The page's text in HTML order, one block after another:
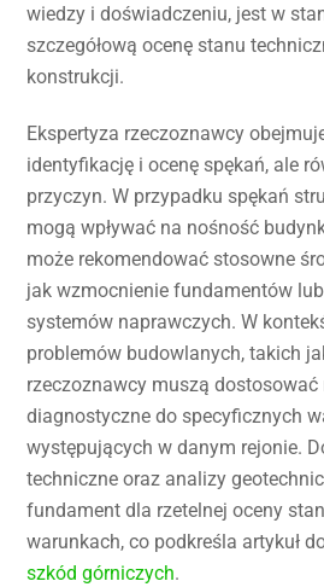
wiedzy i doświadczeniu, jest w
szczegółową ocenę stanu
konstrukcji.
Ekspertyza rzeczoznawcy
identyfikację i ocenę spękań, ale
przyczyn. W przypadku spękań
mogą wpływać na nośność
może rekomendować stosowne
jak wzmocnienie fundamentów
systemów naprawczych. W
problemów budowlanych, takich
rzeczoznawcy muszą dostosować
diagnostyczne do specyficznych
występujących w danym rejonie.
techniczne oraz analizy
fundament dla rzetelnej oceny
warunkach, co podkreśla artykuł
szkód górniczych.